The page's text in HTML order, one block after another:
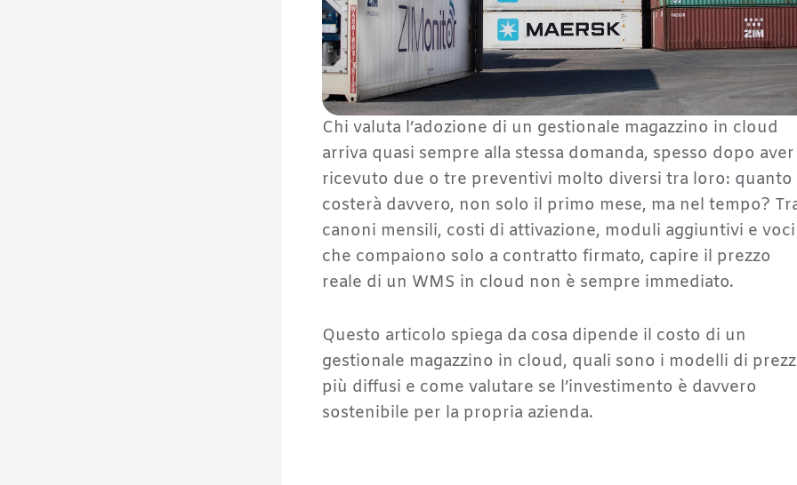
Chi valuta l’adozione di un gestionale magazzino in cloud
arriva quasi sempre alla stessa domanda, spesso dopo aver
ricevuto due o tre preventivi molto diversi tra loro: quanto
costerà davvero, non solo il primo mese, ma nel tempo?
canoni mensili, costi di attivazione, moduli aggiuntivi e voci
che compaiono solo a contratto firmato, capire il prezzo
reale di un WMS in cloud non è sempre immediato.
Questo articolo spiega da cosa dipende il costo di un
gestionale magazzino in cloud, quali sono i modelli di
più diffusi e come valutare se l’investimento è davvero
sostenibile per la propria azienda.